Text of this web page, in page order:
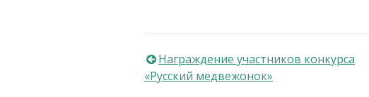
Навигация
Награждение участников конкурса
«Русский медвежонок»